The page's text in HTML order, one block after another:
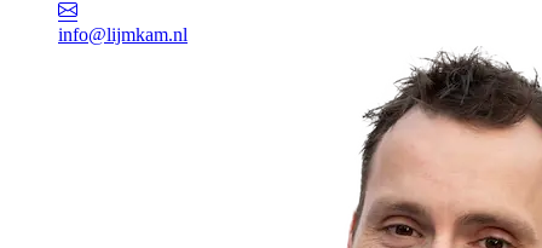
info@lijmkam.nl